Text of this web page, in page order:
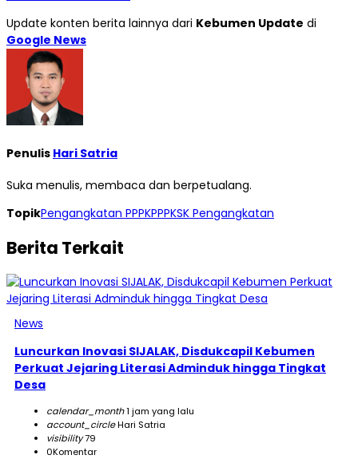
Update konten berita lainnya dari Kebumen Update di
Google News
Penulis Hari Satria
Suka menulis, membaca dan berpetualang.
TopikPengangkatan PPPKPPPKSK Pengangkatan
Berita Terkait
News
Luncurkan Inovasi SIJALAK, Disdukcapil Kebumen
Perkuat Jejaring Literasi Adminduk hingga Tingkat
Desa
calendar_month1 jam yang lalu
account_circleHari Satria
visibility79
0Komentar